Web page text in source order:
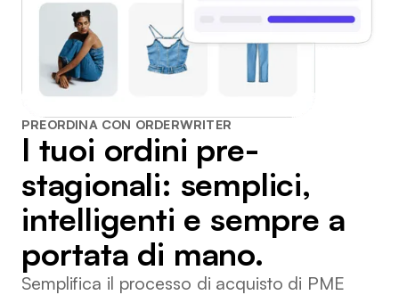
PREORDINA CON ORDERWRITER
I tuoi ordini pre-
stagionali: semplici,
intelligenti e sempre a
portata di mano.
Semplifica il processo di acquisto di PME